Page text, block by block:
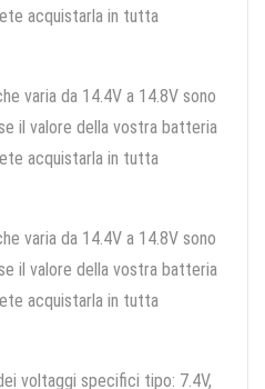
acquistarla in tutta
varia da 14.4V a 14.8V sono
il valore della vostra batteria
acquistarla in tutta
varia da 14.4V a 14.8V sono
il valore della vostra batteria
acquistarla in tutta
voltaggi specifici tipo: 7.4V,